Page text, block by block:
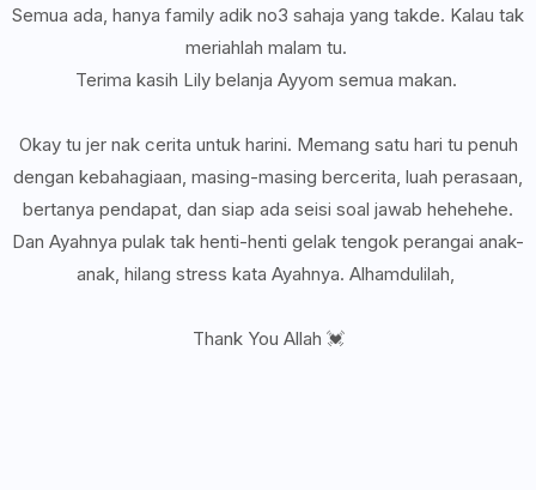
Semua ada, hanya family adik no3 sahaja yang takde. Kalau tak
meriahlah malam tu.
Terima kasih Lily belanja Ayyom semua makan.
Okay tu jer nak cerita untuk harini. Memang satu hari tu penuh
dengan kebahagiaan, masing-masing bercerita, luah perasaan,
bertanya pendapat, dan siap ada seisi soal jawab hehehehe.
Dan Ayahnya pulak tak henti-henti gelak tengok perangai anak-
anak, hilang stress kata Ayahnya. Alhamdulilah,
Thank You Allah 💓